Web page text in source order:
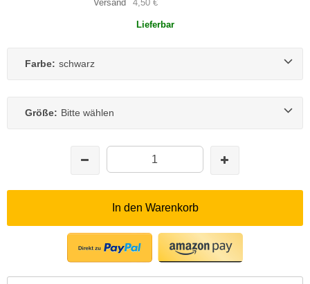
Versand 4,50 €
Lieferbar
Farbe: schwarz
Größe: Bitte wählen
In den Warenkorb